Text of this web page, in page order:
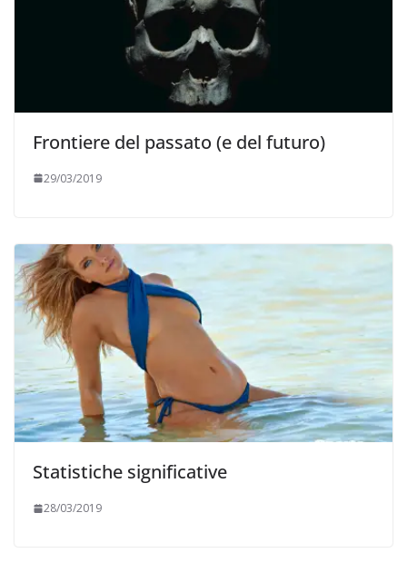
Frontiere del passato (e del futuro)
29/03/2019
Statistiche significative
28/03/2019